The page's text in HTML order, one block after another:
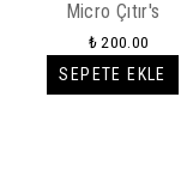
Atıştırmalık
Micro Çıtır's
₺ 200.00
SEPETE EKLE